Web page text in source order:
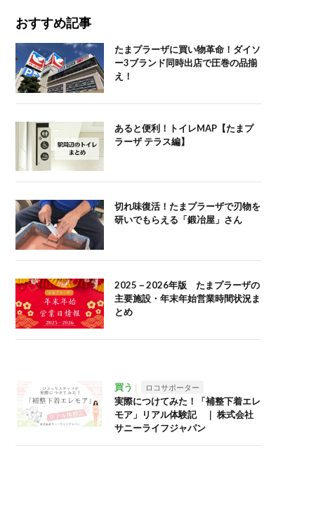
おすすめ記事
たまプラーザに買い物革命！ダイソ
ー3ブランド同時出店で圧巻の品揃
え！
あると便利！トイレMAP【たまプ
ラーザ テラス編】
切れ味復活！たまプラーザで刃物を
研いでもらえる「鍛冶屋」さん
2025－2026年版 たまプラーザの
主要施設・年末年始営業時間状況ま
とめ
買う ロコサポーター
実際につけてみた！「補整下着エレ
モア」リアル体験記 ｜ 株式会社
サニーライフジャパン